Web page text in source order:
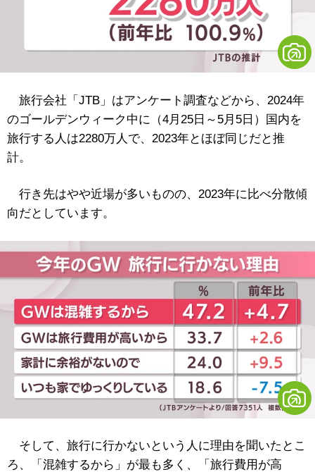
旅行会社「JTB」はアンケート調査などから、2024年
のゴールデンウィーク中に（4月25日～5月5日）国内を
旅行する人は2280万人で、2023年とほぼ同じだと推
計。
行き先はやや近場が多いものの、2023年に比べ分散傾
向だとしています。
そして、旅行に行かないという人に理由を聞いたとこ
ろ、「混雑するから」が最も多く、「旅行費用が高